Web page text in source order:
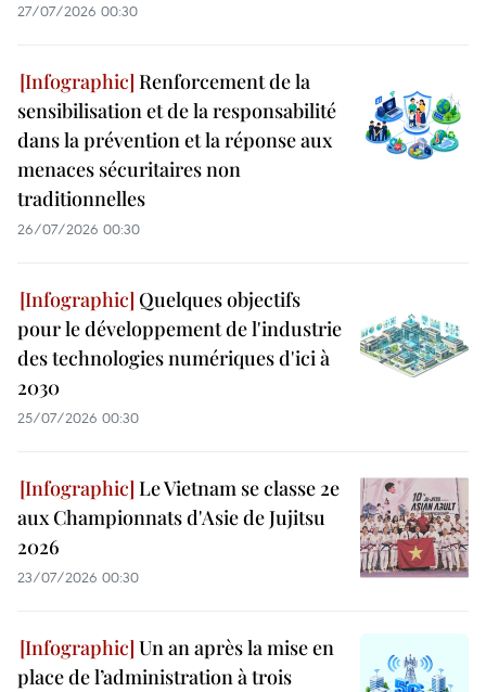
27/07/2026 00:30
Renforcement de la
sensibilisation et de la responsabilité
dans la prévention et la réponse aux
menaces sécuritaires non
traditionnelles
26/07/2026 00:30
Quelques objectifs
pour le développement de l'industrie
des technologies numériques d'ici à
2030
25/07/2026 00:30
Le Vietnam se classe 2e
aux Championnats d'Asie de Jujitsu
2026
23/07/2026 00:30
Un an après la mise en
place de l’administration à trois